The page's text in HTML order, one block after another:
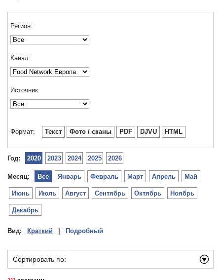
Регион:
Канал:
Источник:
Формат: Текст Фото / сканы PDF DJVU HTML
Год: 2020 2023 2024 2025 2026
Месяц: Январь Февраль Март Апрель Май
Июнь Июль Август Сентябрь Октябрь Ноябрь
Декабрь
Все
Вид: Краткий Подробный
Сортировать по: